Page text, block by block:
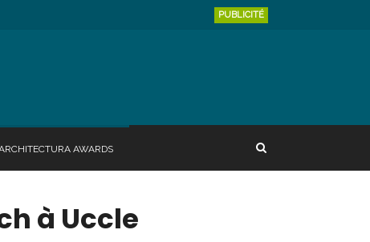
PUBLICITÉ
AWARDS
à Uccle